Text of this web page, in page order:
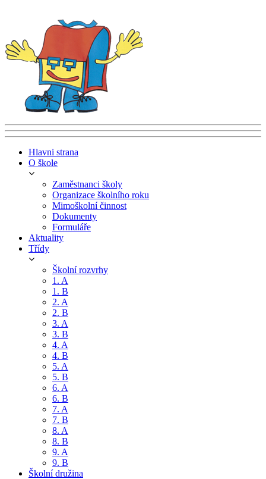
Hlavni strana
O škole
Zaměstnanci školy
Organizace školního roku
Mimoškolní činnost
Dokumenty
Formuláře
Aktuality
Třídy
Školní rozvrhy
1. A
1. B
2. A
2. B
3. A
3. B
4. A
4. B
5. A
5. B
6. A
6. B
7. A
7. B
8. A
8. B
9. A
9. B
Školní družina